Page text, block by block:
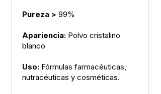
Pureza > 99%
Apariencia: Polvo cristalino
blanco
Uso: Fórmulas farmacéuticas,
nutracéuticas y cosméticas.